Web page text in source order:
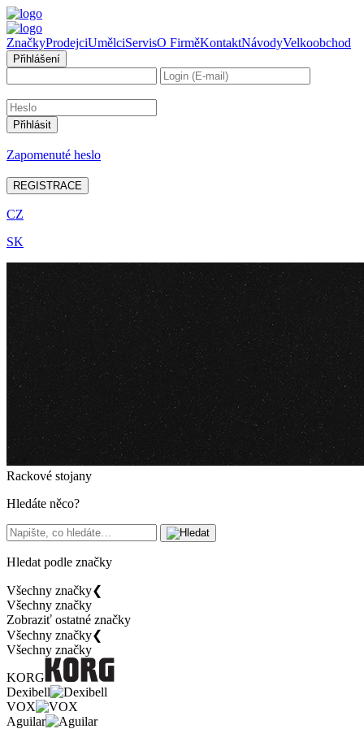
ZnačkyProdejciUmělciServisO FirměKontaktNávodyVelkoobchod
Přihlášení
Zapomenuté heslo
REGISTRACE
CZ
SK
Rackové stojany
Hledáte něco?
Hledat podle značky
Všechny značky❮
Všechny značky
Zobraziť ostatné značky
Všechny značky❮
Všechny značky
KORG
Dexibell
VOX
Aguilar